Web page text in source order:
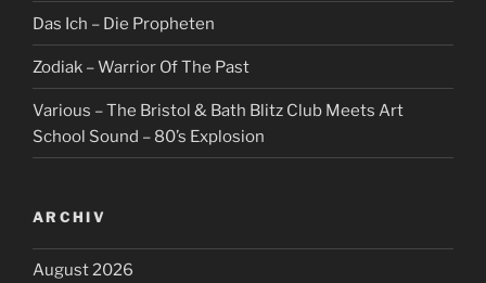
Das Ich – Die Propheten
Zodiak – Warrior Of The Past
Various – The Bristol & Bath Blitz Club Meets Art
School Sound – 80’s Explosion
ARCHIV
August 2026